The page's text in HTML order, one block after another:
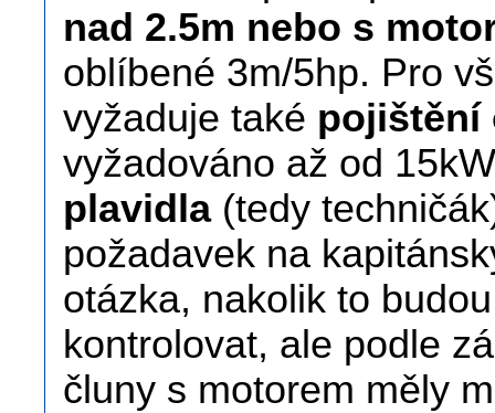
nad 2.5m nebo s
oblíbené 3m/5hp. Pro
vyžaduje také pojištění
vyžadováno až od
plavidla(tedy
požadavek na
otázka, nakolik to
kontrolovat, ale podle
čluny s motorem měly